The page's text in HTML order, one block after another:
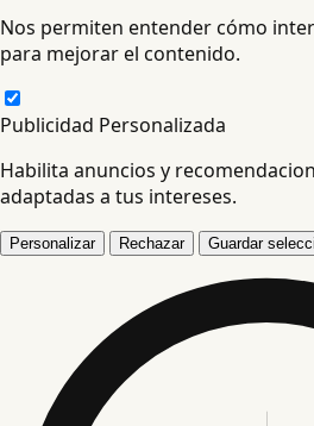
Nos permiten entender cómo
para mejorar el contenido.
Publicidad Personalizada
Habilita anuncios y
adaptadas a tus intereses.
Personalizar Rechazar Guardar